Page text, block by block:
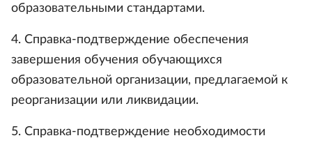
образовательными стандартами.
4. Справка-подтверждение обеспечения
завершения обучения обучающихся
образовательной организации, предлагаемой к
реорганизации или ликвидации.
5. Справка-подтверждение необходимости